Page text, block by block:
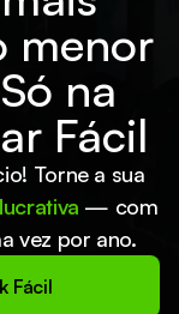
menor
na
Fácil
Torne a sua
— com
vez por ano.
Fácil